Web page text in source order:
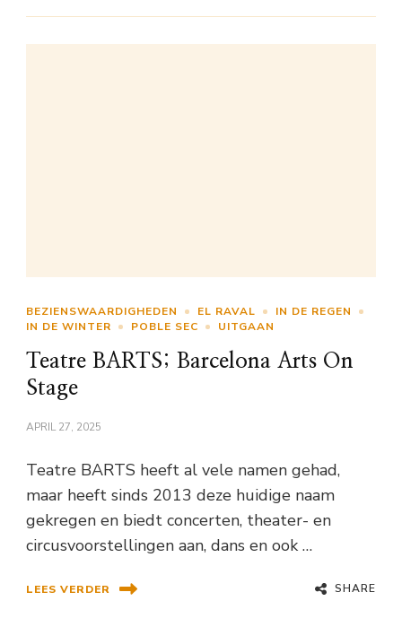
BEZIENSWAARDIGHEDEN EL RAVAL
IN DE REGEN
IN DE WINTER
POBLE SEC UITGAAN
Teatre BARTS; Barcelona Arts On
Stage
APRIL 27, 2025
Teatre BARTS heeft al vele namen gehad,
maar heeft sinds 2013 deze huidige naam
gekregen en biedt concerten, theater- en
circusvoorstellingen aan, dans en ook …
LEES VERDER SHARE